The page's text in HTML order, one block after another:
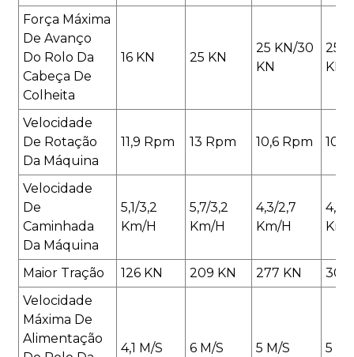
Força Máxima
De Avanço
Do Rolo Da
Cabeça De
Colheita
16 KN 25 KN
25 KN/30
KN
25
KN
Velocidade
De Rotação
Da Máquina
11,9 Rpm 13 Rpm 10,6 Rpm 10
Velocidade
De
Caminhada
Da Máquina
5,1/3,2
Km/h
5,7/3,2
Km/h
4,3/2,7
Km/h
4,6/
Maior Tração 126 KN 209 KN 277 KN
300
Velocidade
Máxima De
Alimentação
4,1 M/s 6 M/s 5 M/s 5